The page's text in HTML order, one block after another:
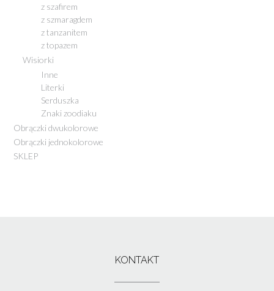
z szafirem
z szmaragdem
z tanzanitem
z topazem
Wisiorki
Inne
Literki
Serduszka
Znaki zoodiaku
Obrączki dwukolorowe
Obrączki jednokolorowe
SKLEP
KONTAKT